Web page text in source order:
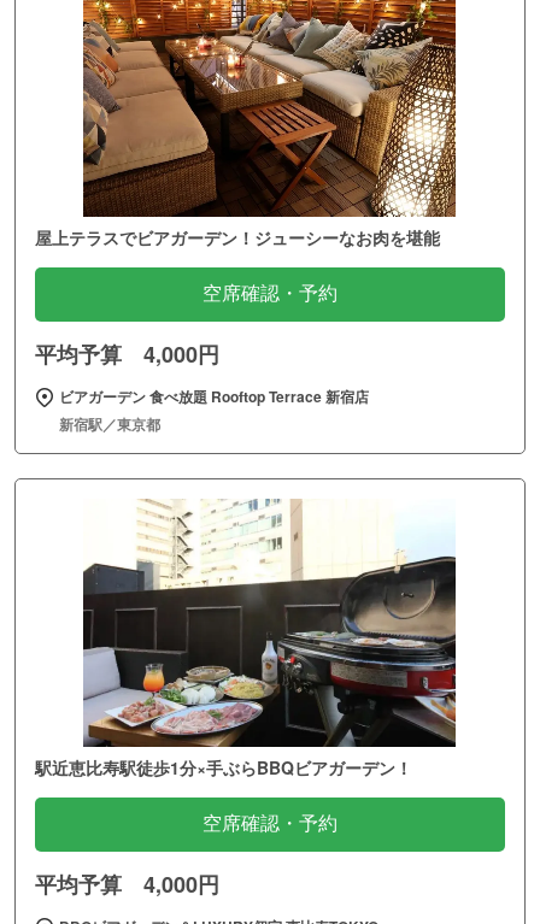
屋上テラスでビアガーデン！ジューシーなお肉を堪能
空席確認・予約
平均予算 4,000円
ビアガーデン 食べ放題 Rooftop Terrace 新宿店
新宿駅／東京都
駅近恵比寿駅徒歩1分×手ぶらBBQビアガーデン！
空席確認・予約
平均予算 4,000円